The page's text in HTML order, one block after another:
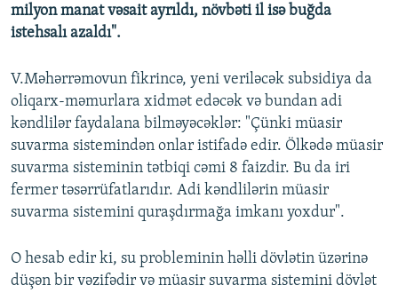
milyon manat vəsait ayrıldı, növbəti il isə buğda
istehsalı azaldı".
V.Məhərrəmovun fikrincə, yeni veriləcək subsidiya da
oliqarx-məmurlara xidmət edəcək və bundan adi
kəndlilər faydalana bilməyəcəklər: "Çünki müasir
suvarma sistemindən onlar istifadə edir. Ölkədə müasir
suvarma sisteminin tətbiqi cəmi 8 faizdir. Bu da iri
fermer təsərrüfatlarıdır. Adi kəndlilərin müasir
suvarma sistemini quraşdırmağa imkanı yoxdur".
O hesab edir ki, su probleminin həlli dövlətin üzərinə
düşən bir vəzifədir və müasir suvarma sistemini dövlət